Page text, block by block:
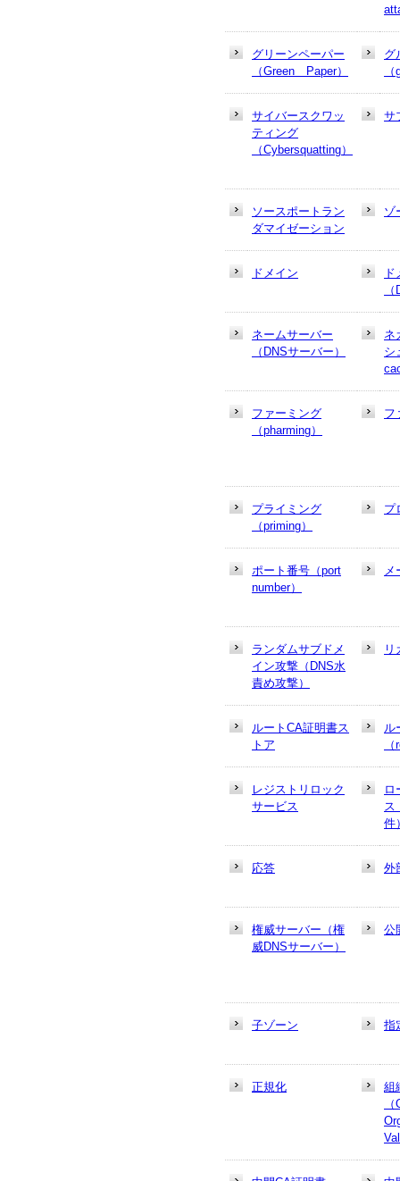
グリーンペーパー
（Green Paper）
グ
サイバースクワッ
ティング
（Cybersquatting）
サ
ソースポートラン
ダマイゼーション
ゾ
ドメイン
ネームサーバー
（DNSサーバー）
ネ
シ
ファーミング
（pharming）
フ
プライミング
（priming）
プ
ポート番号（port
number）
メ
ランダムサブドメ
イン攻撃（DNS水
責め攻撃）
リ
ルートCA証明書ス
トア
ル
レジストリロック
サービス
ロ
ス
件
応答 外
権威サーバー（権
威DNSサーバー）
公
子ゾーン 指
正規化
組